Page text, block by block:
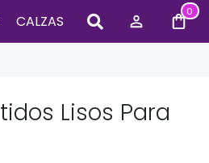
CALZAS
0
Lisos Para